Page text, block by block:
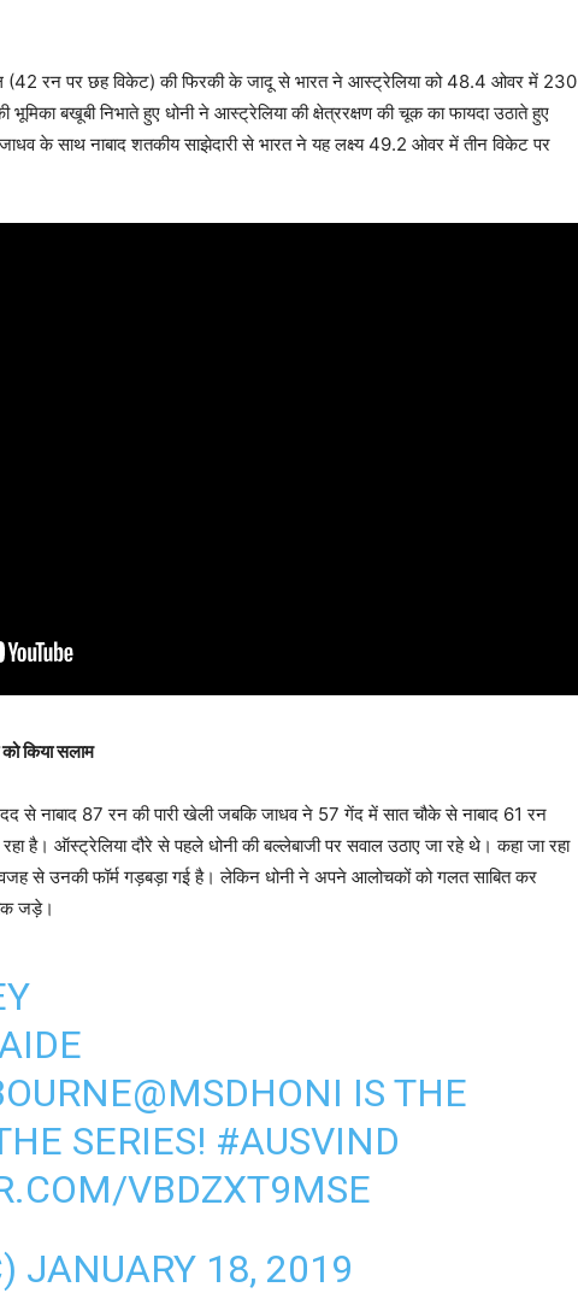
रन पर छह विकेट) की फिरकी के जादू से भारत ने आस्ट्रेलिया को 48.4 ओवर में 230
बखूबी निभाते हुए धोनी ने आस्ट्रेलिया की क्षेत्ररक्षण की चूक का फायदा उठाते हुए
के साथ नाबाद शतकीय साझेदारी से भारत ने यह लक्ष्य 49.2 ओवर में तीन विकेट पर
किया सलाम
से नाबाद 87 रन की पारी खेली जबकि जाधव ने 57 गेंद में सात चौके से नाबाद 61 रन
है। ऑस्ट्रेलिया दौरे से पहले धोनी की बल्लेबाजी पर सवाल उठाए जा रहे थे। कहा जा रहा
से उनकी फॉर्म गड़बड़ा गई है। लेकिन धोनी ने अपने आलोचकों को गलत साबित कर
जड़े।
@MSDHONI IS THE
SERIES! #AUSVIND
VBDZXT9MSE
JANUARY 18, 2019